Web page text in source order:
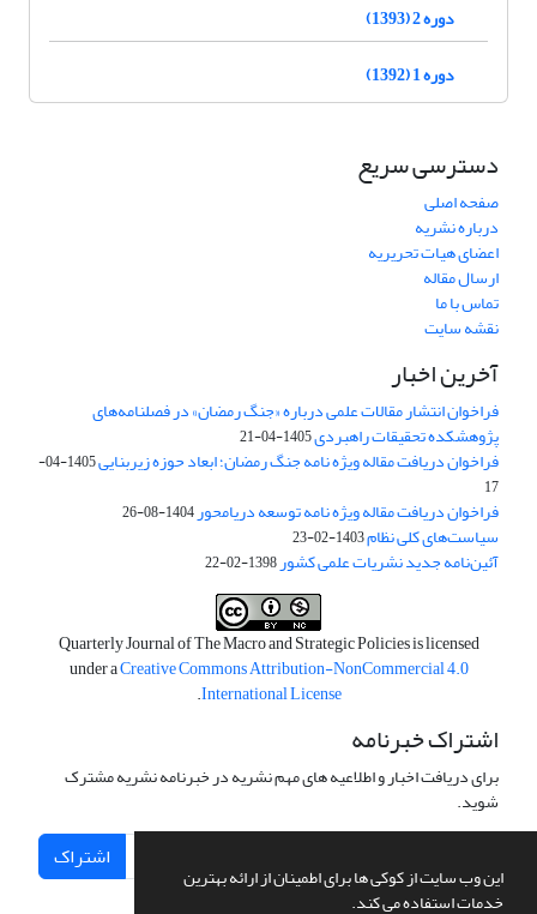
این وب سایت از کوکی ها برای اطمینان از ارائه بهترین
خدمات استفاده می کند.
دوره 2 (1393)
دوره 1 (1392)
دسترسی سریع
صفحه اصلی
درباره نشریه
اعضای هیات تحریریه
ارسال مقاله
تماس با ما
نقشه سایت
آخرین اخبار
فراخوان انتشار مقالات علمی درباره «جنگ رمضان» در فصلنامه‌های
پژوهشکده تحقیقات راهبردی1405-04-21
فراخوان دریافت مقاله ویژه نامه جنگ رمضان؛ ابعاد حوزه زیربنایی
1405-04-
17
فراخوان دریافت مقاله ویژه نامه توسعه دریامحور1404-08-26
سیاست‌های کلی نظام1403-02-23
آئین‌نامه جدید نشریات علمی کشور1398-02-22
Quarterly Journal of The Macro and Strategic Policies is licensed
under aCreative Commons Attribution-NonCommercial 4.0
International License
.
اشتراک خبرنامه
برای دریافت اخبار و اطلاعیه های مهم نشریه در خبرنامه نشریه مشترک
شوید.
اشتراک